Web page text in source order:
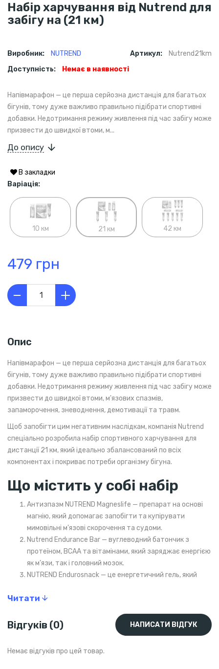
Набір харчування від Nutrend для
забігу на (21 км)
Виробник: NUTREND Артикул:
Nutrend21km
Доступність:
Немає в наявності
Напівмарафон — це перша серйозна дистанція для багатьох
бігунів, тому дуже важливо правильно підібрати спортивні
добавки. Недотримання режиму живлення під час забігу може
призвести до швидкої втоми, м...
До опису
В закладки
Варіація:
10 км 21 км 42 км
479 грн
Опис
Напівмарафон — це перша серйозна дистанція для багатьох
бігунів, тому дуже важливо правильно підібрати спортивні
добавки. Недотримання режиму живлення під час забігу може
призвести до швидкої втоми, м'язових спазмів,
запаморочення, зневоднення, демотивації та травм.
Щоб запобігти цим негативним наслідкам, компанія Nutrend
спеціально розробила набір спортивного харчування для
дистанції 21 км, який ідеально збалансований по всіх
компонентах і покриває потреби організму бігуна.
Що містить у собі набір
Антизпазм NUTREND Magneslife — препарат на основі
магнію, який допомагає запобігти та купірувати
мимовільні м'язові скорочення та судоми.
Nutrend Endurance Bar — вуглеводний батончик з
протеїном, ВСАА та вітамінами, який заряджає енергією
як м'язи, так і головний мозок.
NUTREND Endurosnack — це енергетичний гель, який
повільними вуглеводами для підтримки витривалості
NUTREND Carbosnack + Caffeine — енергетичний
вуглеводний гель, що містить кофеїн, таурин та гліцин
NUTREND Carbosnack — гель, який містить вуглеводи,
Читати
Відгуків (0) НАПИСАТИ ВІДГУК
Немає відгуків про цей товар.